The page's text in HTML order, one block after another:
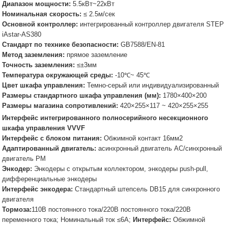
Диапазон мощности:5.5кВт~22кВт
Номинальная скорость: ≤ 2.5м/сек
Основной контроллер: интегрированный контроллер двигателя STEP
iAstar-AS380
Стандарт по технике безопасности: GB7588/EN-81
Метод заземления: прямое заземление
Точность заземления: ≤±3мм
Температура окружающей среды: -10℃~ 45℃
Цвет шкафа управления:
Темно-серый или индивидуализированный
Размеры стандартного шкафа управления (мм): 1780×400×200
Размеры магазина сопротивлений: 420×255×117 ~ 420×255×255
Интерфейс интегрированного полносерийного несекционного
шкафа управления VVVF
Интерфейс с блоком питания: Обжимной контакт 16мм2
Адаптированный двигатель: асинхронный двигатель AC/синхронный
двигатель PM
Энкодер: Энкодеры с открытым коллектором, энкодеры push-pull,
дифференциальные энкодеры
Интерфейс энкодера: Стандартный штепсель DB15 для синхронного
двигателя
Тормоза:110В постоянного тока/220В постоянного тока/220В
переменного тока; Номинальный ток ≤6A; Интерфейс: Обжимной